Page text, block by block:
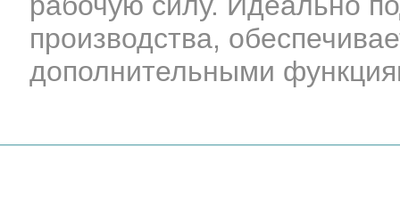
производства,
дополнительными